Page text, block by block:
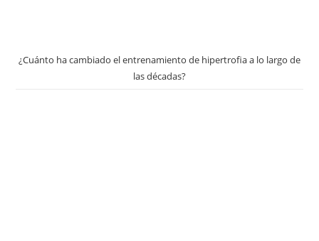
¿Cuánto ha cambiado el entrenamiento de hipertrofia a lo largo de
las décadas?